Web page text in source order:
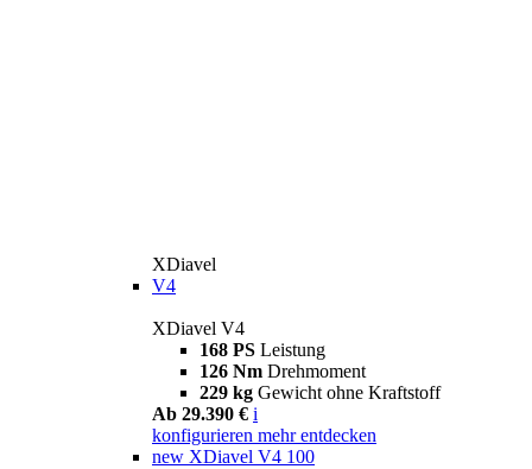
XDiavel
V4
XDiavel V4
168 PS Leistung
126 Nm Drehmoment
229 kg Gewicht ohne Kraftstoff
Ab 29.390 € i
konfigurieren mehr entdecken
new XDiavel V4 100